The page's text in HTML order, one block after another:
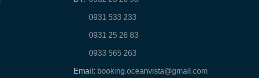
0931 533 233
0931 25 26 83
0933 565 263
Email: booking.oceanvista@gmail.com